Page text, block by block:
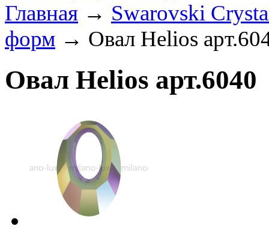
Главная → Swarovski
форм → Овал Helios
Овал Helios арт.6040